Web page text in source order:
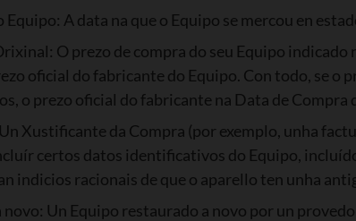
Equipo: A data na que o Equipo se mercou en
O prezo de compra do seu Equipo
oficial do fabricante do Equipo. Con todo, se o
o prezo oficial do fabricante na Data de Compra
Xustificante da Compra (por exemplo, unha
certos datos identificativos do Equipo,
indicios racionais de que o aparello ten unha
novo: Un Equipo restaurado a novo por un